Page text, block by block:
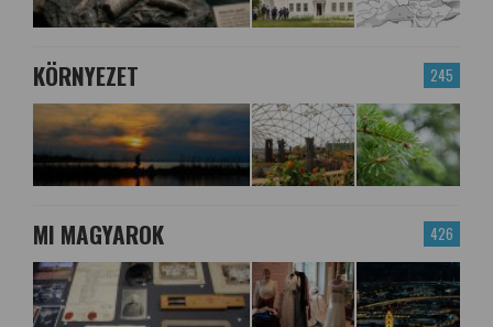
245
KÖRNYEZET
426
MI MAGYAROK